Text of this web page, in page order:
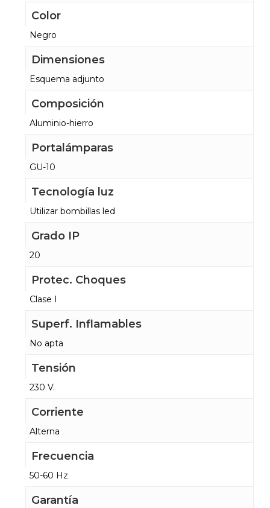
Color
Negro
Dimensiones
Esquema adjunto
Composición
Aluminio-hierro
Portalámparas
GU-10
Tecnología luz
Utilizar bombillas led
Grado IP
20
Protec. Choques
Clase I
Superf. Inflamables
No apta
Tensión
230 V.
Corriente
Alterna
Frecuencia
50-60 Hz
Garantía